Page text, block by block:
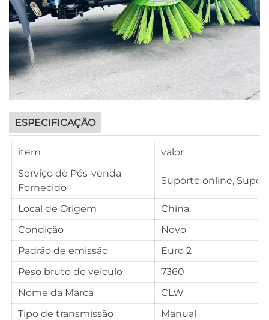
ESPECIFICAÇÃO
item
valor
Serviço de Pós-venda
Fornecido
Suporte online,
Local de Origem
China
Condição
Novo
Padrão de emissão
Euro 2
Peso bruto do veículo
7360
Nome da Marca
CLW
Tipo de transmissão
Manual